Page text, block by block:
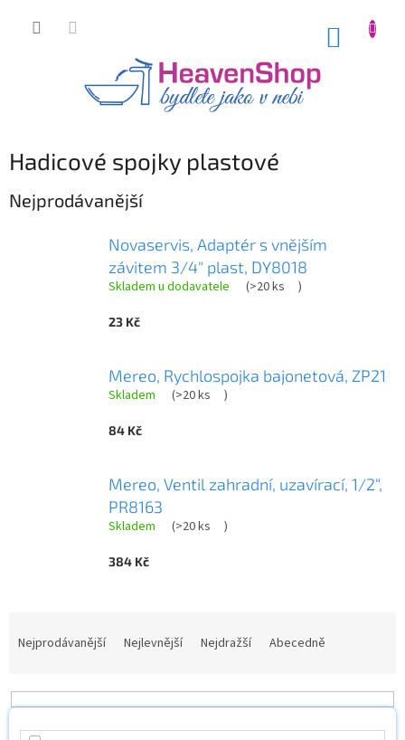
Hadicové spojky plastové
Nejprodávanější
Novaservis, Adaptér s vnějším
závitem 3/4" plast, DY8018
Skladem u dodavatele (>20 ks )
23 Kč
Mereo, Rychlospojka bajonetová, ZP21
Skladem (>20 ks )
84 Kč
Mereo, Ventil zahradní, uzavírací, 1/2“,
PR8163
Skladem (>20 ks )
384 Kč
n
Nejprodávanější Nejlevnější Nejdražší Abecedně